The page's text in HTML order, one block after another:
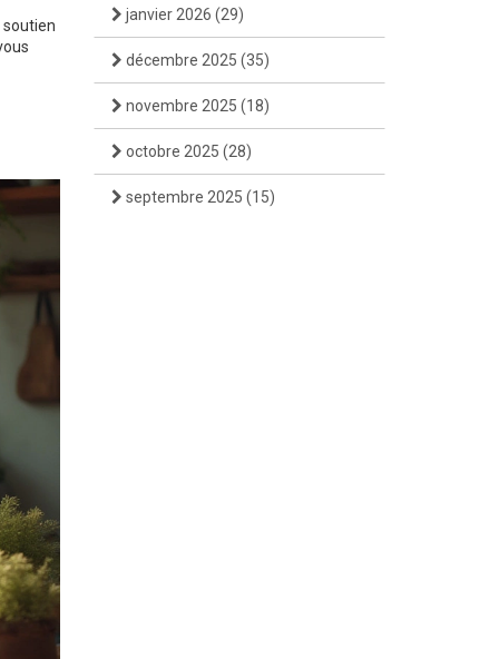
soutien
janvier 2026 (29)
décembre 2025 (35)
novembre 2025 (18)
octobre 2025 (28)
septembre 2025 (15)